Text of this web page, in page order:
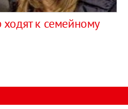
к семейному